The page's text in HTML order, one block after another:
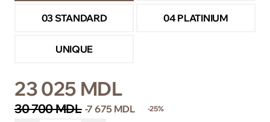
03 STANDARD 04 PLATINIUM
UNIQUE
23 025 MDL
30 700 MDL -7 675 MDL -25%